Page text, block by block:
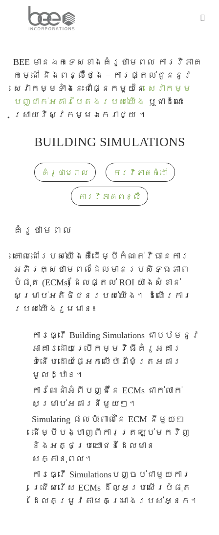
BEE មានឯកទេសខាងគំរូថាមពល ការវិភាគ
កម្ដៅ និងពន្លឺថ្ងៃ – ការផ្តល់ជូននូវ
សេវាកម្មទាំងនេះជាផ្នែកមួយនៃ សេវាកម្ម
បញ្ជាក់អគារបៃតងរបស់យើង
ឬជាដំណោះ
ស្រាយវិស្វកម្មឯករាជ្យ ។
BUILDING SIMULATIONS
គំរូថាមពល ការវិភាគកំដៅ
ការវិភាគពន្លឺ
គំរូថាមពល
គោលដៅរបស់យើងគឺដើម្បីកំណត់វិធានការ
អភិរក្សថាមពលដែលមានប្រសិទ្ធភាព
បំផុត (ECMs) ដែលផ្តល់ ROI យ៉ាងសំខាន់
សម្រាប់អតិថិជនរបស់យើង។ ដំណើរការ
របស់យើងរួមមាន៖
ការធ្វើ Building Simulations ជាបឋមនូវ
អាគារដោយប្រើកម្មវិធីគំរូអគារ
ទំនើបដោយផ្អែកលើប៉ារ៉ាម៉ែត្រអគារ
មូលដ្ឋាន។
ការណែនាំអំពីបញ្ជីនៃ ECMs ជាក់លាក់
សម្រាប់អគារនីមួយៗ។
Simulating ផលប៉ះពាល់នៃ ECM នីមួយៗ
ដើម្បីបង្ហាញពីការត្រឡប់មកវិញ
និងអត្ថប្រយោជន៍ដែលមាន
សក្តានុពល។
ការធ្វើ Simulationsបញ្ចប់ជាមួយការ
ជ្រើសរើស ECMs ដ៏ល្អប្រសើរបំផុត
ដែលតម្រូវតាមគម្រោងរបស់អ្នក។